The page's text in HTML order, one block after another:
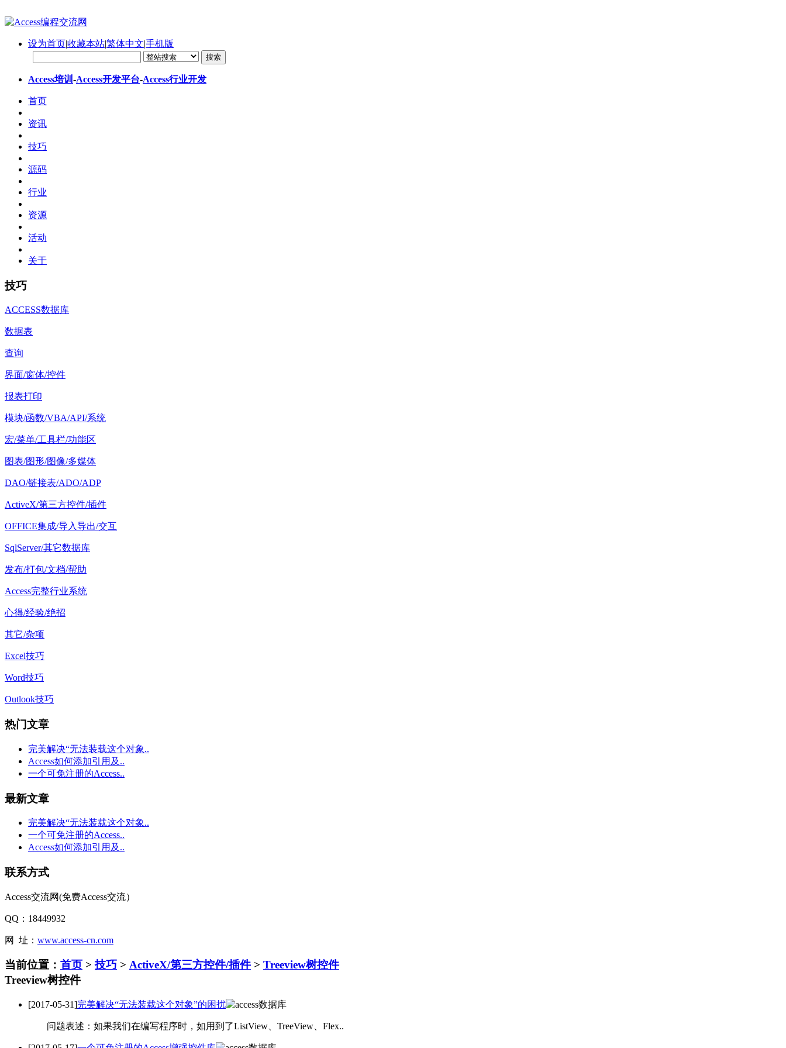
设为首页|收藏本站|繁体中文|手机版
Access培训 -Access开发平台-Access行业开发
首页
资讯
技巧
源码
行业
资源
活动
关于
技巧
ACCESS数据库
数据表
查询
界面/窗体/控件
报表打印
模块/函数/VBA/API/系统
宏/菜单/工具栏/功能区
图表/图形/图像/多媒体
DAO/链接表/ADO/ADP
ActiveX/第三方控件/插件
OFFICE集成/导入导出/交互
SqlServer/其它数据库
发布/打包/文档/帮助
Access完整行业系统
心得/经验/绝招
其它/杂项
Excel技巧
Word技巧
Outlook技巧
热门文章
完美解决“无法装载这个对象..
Access如何添加引用及..
一个可免注册的Access..
最新文章
完美解决“无法装载这个对象..
一个可免注册的Access..
Access如何添加引用及..
联系方式
Access交流网(免费Access交流）
QQ：18449932
网 址： www.access-cn.com
当前位置： 首页 >技巧 > ActiveX/第三方控件/插件 > Treeview树控件
Treeview树控件
[2017-05-31]完美解决“无法装载这个对象”的困扰
问题表述：如果我们在编写程序时，如用到了ListView、TreeView、Flex..